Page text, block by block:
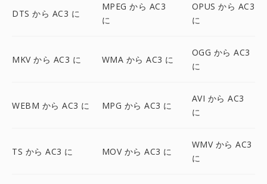
DTS から AC3 に
MPEG から AC3
に
OPUS から AC3
に
MKV から AC3 に WMA から AC3 に
OGG から AC3
に
WEBM から AC3 に MPG から AC3 に
AVI から AC3
に
TS から AC3 に MOV から AC3 に
WMV から AC3
に